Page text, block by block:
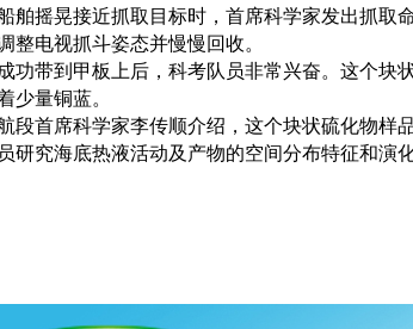
舶摇晃接近抓取目标时，首席科学家发出抓取
整电视抓斗姿态并慢慢回收。
带到甲板上后，科考队员非常兴奋。这个块状
少量铜蓝。
首席科学家李传顺介绍，这个块状硫化物样
研究海底热液活动及产物的空间分布特征和演化